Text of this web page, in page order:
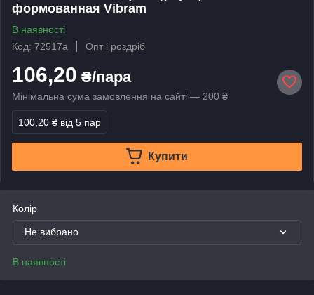
формованная Vibram
В наявності
Код: 72517а
Опт і роздріб
106,20 ₴/пара
Мінімальна сума замовлення на сайті — 200 ₴
100,20 ₴ від 5 пар
Купити
Колір
Не вибрано
В наявності